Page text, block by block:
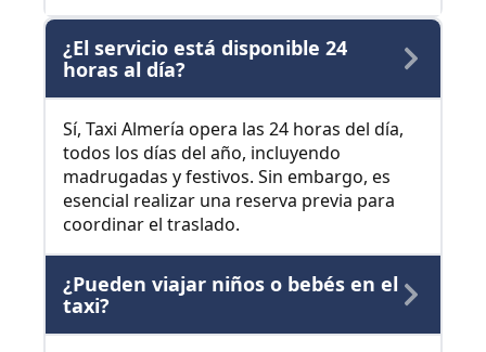
¿El servicio está disponible 24
horas al día?
Sí, Taxi Almería opera las 24 horas del día,
todos los días del año, incluyendo
madrugadas y festivos. Sin embargo, es
esencial realizar una reserva previa para
coordinar el traslado.
¿Pueden viajar niños o bebés en el
taxi?